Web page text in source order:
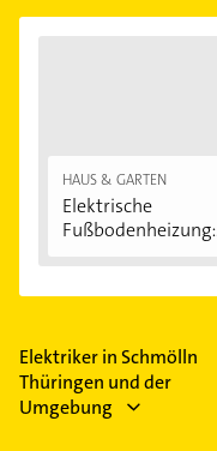
HAUS & GARTEN
Elektrische
Fußbodenheizung:
Elektriker in Schmölln
Thüringen und der
Umgebung